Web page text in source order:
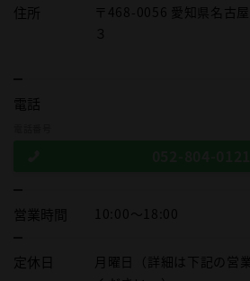
住所
〒468-0056 愛知県名古
３
電話
営業時間 10:00～18:00
定休日
月曜日（詳細は下記の営